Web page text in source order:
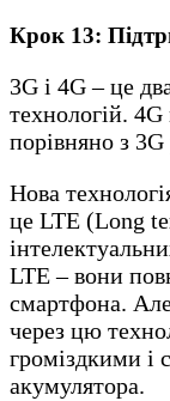
Крок 13:
3G і 4G – це
технологій.
порівняно з
Нова
це LTE (Long
LTE – вони
смартфона. Але
через цю
громіздкими і
акумулятора.